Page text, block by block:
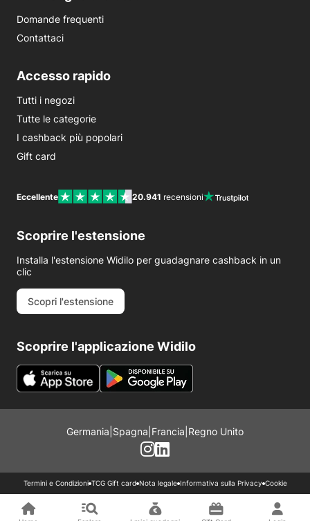
Domande frequenti
Contattaci
Accesso rapido
Tutti i negozi
Tutte le categorie
I cashback più popolari
Gift card
Eccellente 20.941 recensioni
Scoprire l'estensione
Installa l'estensione Widilo per guadagnare cashback in un
clic
Scopri l'estensione
Scoprire l'applicazione Widilo
Germania Spagna Francia Regno Unito
Termini e Condizioni TCG Gift card Nota legale Informativa sulla Privacy Cookie